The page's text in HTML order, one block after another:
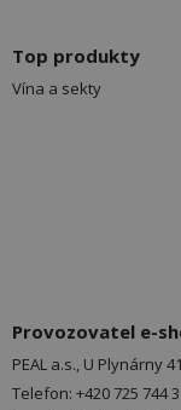
Top produkty
Vína a sekty
Provozovatel e-
PEAL a.s., U Plynárny
Telefon: +420 725 744